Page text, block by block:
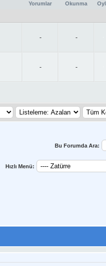
Yorumlar Okunma
- -
- -
Bu Forumda Ara:
Hızlı Menü: